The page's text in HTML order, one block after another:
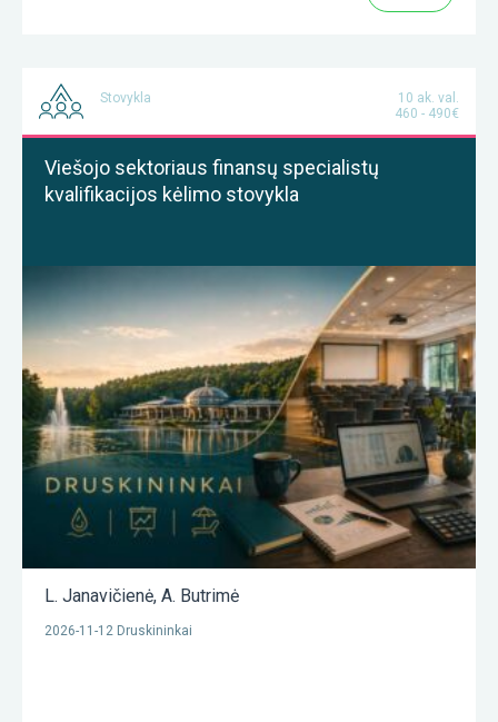
Stovykla
10 ak. val.
460 - 490€
Viešojo sektoriaus finansų specialistų
kvalifikacijos kėlimo stovykla
L. Janavičienė, A. Butrimė
2026-11-12 Druskininkai